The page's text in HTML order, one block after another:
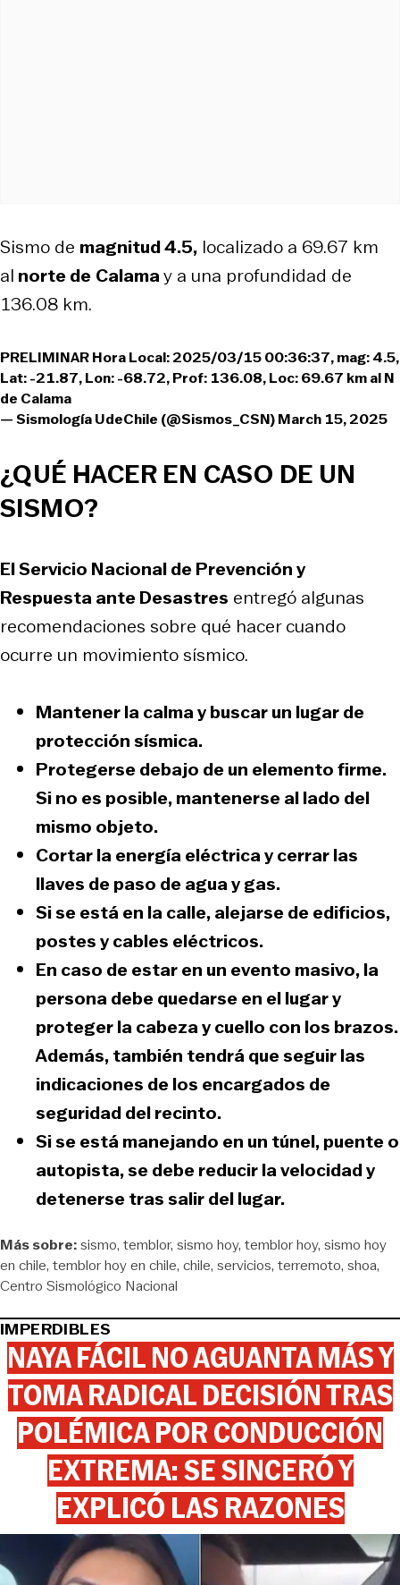
Sismo de magnitud 4.5, localizado a 69.67 km
al norte de Calamay a una profundidad de
136.08 km.
PRELIMINAR Hora Local: 2025/03/15 00:36:37, mag: 4.5,
Lat: -21.87, Lon: -68.72, Prof: 136.08, Loc: 69.67 km al N
de Calama
— Sismología UdeChile (@Sismos_CSN)March 15, 2025
¿QUÉ HACER EN CASO DE UN
SISMO?
El Servicio Nacional de Prevención y
Respuesta ante Desastres entregó algunas
recomendaciones sobre qué hacer cuando
ocurre un movimiento sísmico.
Mantener la calma y buscar un lugar de
protección sísmica.
Protegerse debajo de un elemento firme.
Si no es posible, mantenerse al lado del
mismo objeto.
Cortar la energía eléctrica y cerrar las
llaves de paso de agua y gas.
Si se está en la calle, alejarse de edificios,
postes y cables eléctricos.
En caso de estar en un evento masivo, la
persona debe quedarse en el lugar y
proteger la cabeza y cuello con los brazos.
Además, también tendrá queseguir las
indicaciones de los encargados de
seguridad del recinto.
Si se está manejando en un túnel, puente o
autopista, se debe reducir la velocidad y
detenerse tras salir del lugar.
Más sobre:sismo temblor sismo hoy temblor hoy sismo hoy
en chile temblor hoy en chile chile servicios terremoto shoa
Centro Sismológico Nacional
IMPERDIBLES
NAYA FÁCIL NO AGUANTA MÁS Y
TOMA RADICAL DECISIÓN TRAS
POLÉMICA POR CONDUCCIÓN
EXTREMA: SE SINCERÓ Y
EXPLICÓ LAS RAZONES